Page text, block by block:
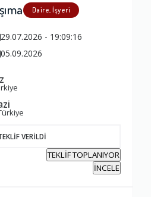
Daire, İşyeri
29.07.2026 - 19:09:16
05.09.2026
VERİLDİ
TEKLİF TOPLANIYOR
İNCELE
Çalışanları
Dengesi